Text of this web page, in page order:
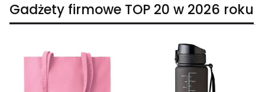
Gadżety firmowe TOP 20 w 2026 roku